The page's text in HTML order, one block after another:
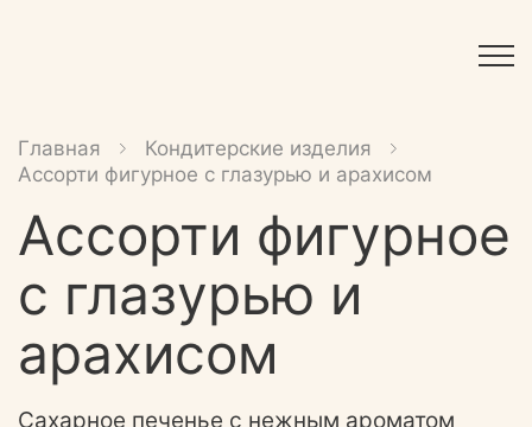
Главная
Кондитерские изделия
Ассорти фигурное с глазурью и арахисом
Ассорти фигурное
с глазурью и
арахисом
Сахарное печенье с нежным ароматом